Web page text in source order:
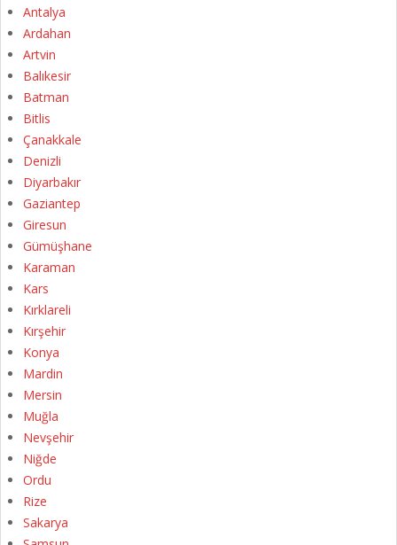
Antalya
Ardahan
Artvin
Balıkesir
Batman
Bitlis
Çanakkale
Denizli
Diyarbakır
Gaziantep
Giresun
Gümüşhane
Karaman
Kars
Kırklareli
Kırşehir
Konya
Mardin
Mersin
Muğla
Nevşehir
Niğde
Ordu
Rize
Sakarya